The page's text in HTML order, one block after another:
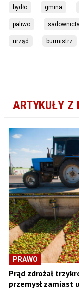
bydło gmina
paliwo
urząd burmistrz
ARTYKUŁY Z
PRAWO
Prąd zdrożał
przemysł zamiast